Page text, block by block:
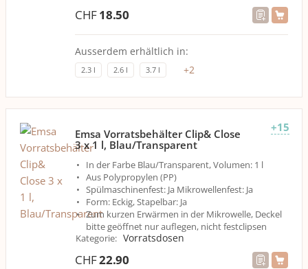
CHF18.50
Ausserdem erhältlich in:
2.3 l 2.6 l 3.7 l +2
+15
Emsa Vorratsbehälter Clip& Close
3 x 1 l, Blau/Transparent
In der Farbe Blau/Transparent, Volumen: 1 l
Aus Polypropylen (PP)
Spülmaschinenfest: Ja Mikrowellenfest: Ja
Form: Eckig, Stapelbar: Ja
Zum kurzen Erwärmen in der Mikrowelle, Deckel
bitte geöffnet nur auflegen, nicht festclipsen
Kategorie: Vorratsdosen
CHF22.90